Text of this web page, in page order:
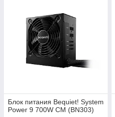
Блок питания Bequiet! System
Power 9 700W CM (BN303)